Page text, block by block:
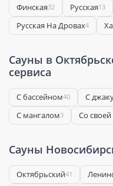
Финская32 Русская13
Русская На Дровах4
Сауны в
сервиса
С бассейном40 С
С мангалом3 Со
Сауны
Октябрьский41